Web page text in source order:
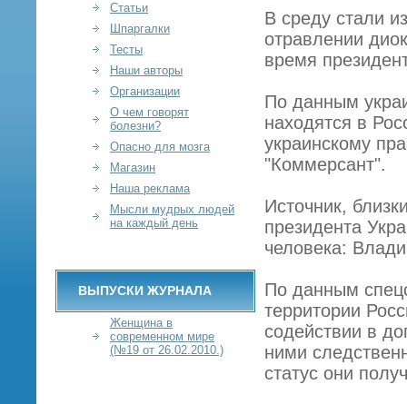
В среду стали
отравлении
время
По данным
находятся в
украинскому
"Коммерсант".
Источник,
президента
человека:
По данным
территории
содействии в
ними
статус они
Статьи
Шпаргалки
Тесты
Наши авторы
Организации
О чем говорят
болезни?
Опасно для мозга
Магазин
Наша реклама
Мысли мудрых людей
на каждый день
ВЫПУСКИ ЖУРНАЛА
Женщина в
современном мире
(№19 от 26.02.2010.)